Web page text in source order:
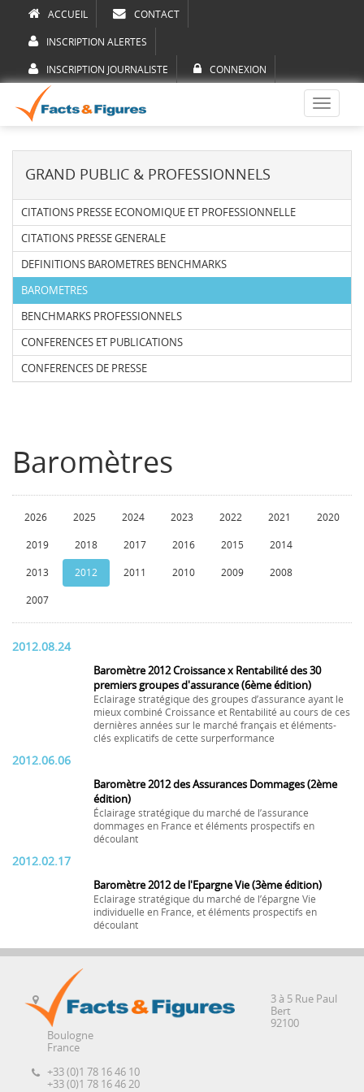
ACCUEIL CONTACT
INSCRIPTION ALERTES
INSCRIPTION JOURNALISTE CONNEXION
Toggle
GRAND PUBLIC & PROFESSIONNELS
CITATIONS PRESSE ECONOMIQUE ET PROFESSIONNELLE
CITATIONS PRESSE GENERALE
DEFINITIONS BAROMETRES BENCHMARKS
BAROMETRES
BENCHMARKS PROFESSIONNELS
CONFERENCES ET PUBLICATIONS
CONFERENCES DE PRESSE
Baromètres
2026 2025 2024 2023 2022 2021 2020
2019 2018 2017 2016 2015 2014
2013 2012 2011 2010 2009 2008
2007
2012.08.24
Baromètre 2012 Croissance x Rentabilité des 30
premiers groupes d'assurance (6ème édition)
Eclairage stratégique des groupes d’assurance ayant le
mieux combiné Croissance et Rentabilité au cours de ces
dernières années sur le marché français et éléments-
clés explicatifs de cette surperformance
2012.06.06
Baromètre 2012 des Assurances Dommages (2ème
édition)
Éclairage stratégique du marché de l’assurance
dommages en France et éléments prospectifs en
découlant
2012.02.17
Baromètre 2012 de l'Epargne Vie (3ème édition)
Eclairage stratégique du marché de l’épargne Vie
individuelle en France, et éléments prospectifs en
découlant
3 à 5 Rue Paul
Bert
92100
Boulogne
France
+33 (0)1 78 16 46 10
+33 (0)1 78 16 46 20